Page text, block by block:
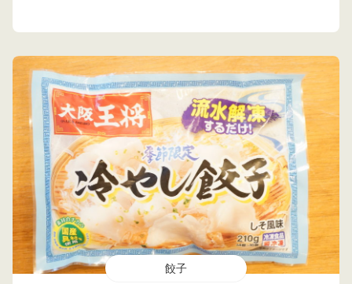
餃子